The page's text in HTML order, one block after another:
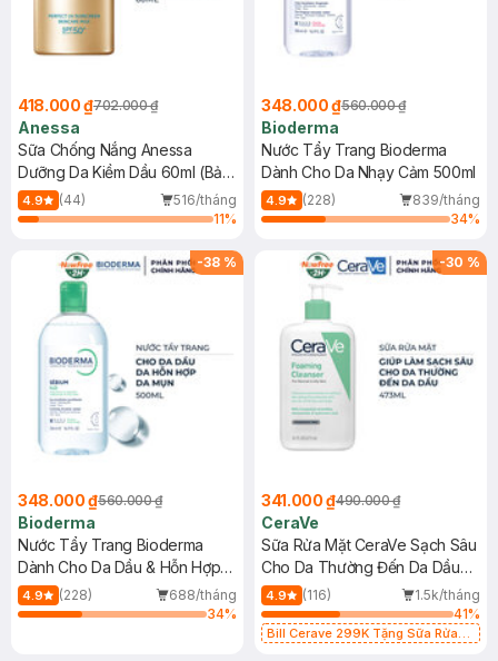
418.000 ₫702.000 ₫
Anessa
Sữa Chống Nắng Anessa
Dưỡng Da Kiềm Dầu 60ml (Bản
Mới)
4.9 (44)
516/tháng
11%
348.000 ₫560.000 ₫
Bioderma
Nước Tẩy Trang Bioderma
Dành Cho Da Nhạy Cảm 500ml
4.9 (228)
839/tháng
34%
-38 %
348.000 ₫560.000 ₫
Bioderma
Nước Tẩy Trang Bioderma
Dành Cho Da Dầu & Hỗn Hợp
500ml
4.9 (228)
688/tháng
34%
-30 %
341.000 ₫490.000 ₫
CeraVe
Sữa Rửa Mặt CeraVe Sạch Sâu
Cho Da Thường Đến Da Dầu
473ml
4.9 (116)
1.5k/tháng
41%
Bill Cerave 299K Tặng Sữa Rửa